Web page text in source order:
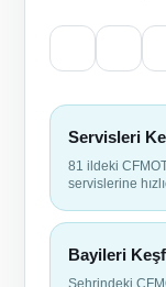
Servisleri
81 ildeki
servislerine
Bayileri